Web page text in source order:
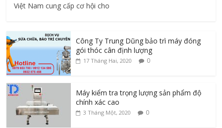
Việt Nam cung cấp cơ hội cho
Công Ty Trung Dũng bảo trì máy đóng
gói thóc cân định lượng
17 Tháng Hai, 2020 0
Máy kiểm tra trọng lượng sản phẩm độ
chính xác cao
3 Tháng Một, 2020 0